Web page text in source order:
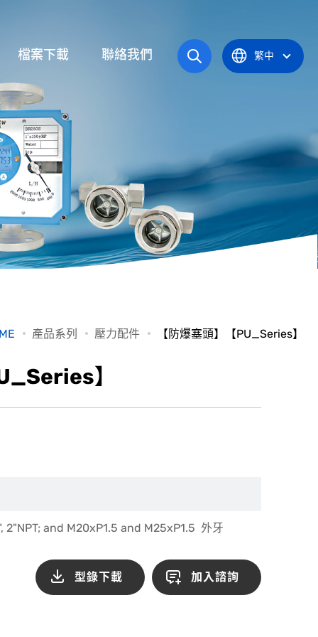
爐
檔案下載
操作手冊
產品型錄
認證證書
聯絡我們 繁中
產品系列 壓力配件 【防爆塞頭】【PU_Series】
】
2"NPT; and M20xP1.5 and M25xP1.5 外牙
型錄下載 加入諮詢